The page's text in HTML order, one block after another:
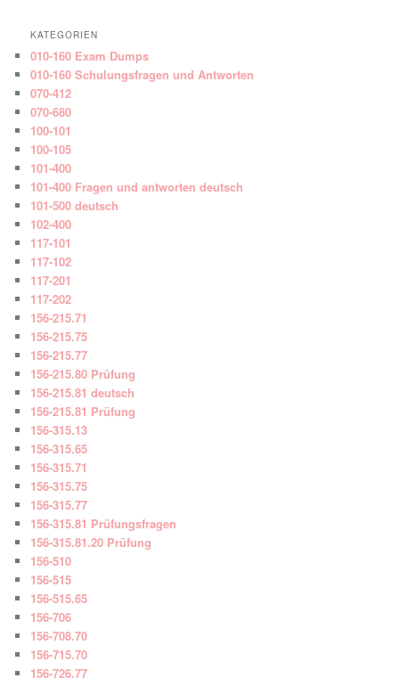
KATEGORIEN
010-160 Exam Dumps
010-160 Schulungsfragen und Antworten
070-412
070-680
100-101
100-105
101-400
101-400 Fragen und antworten deutsch
101-500 deutsch
102-400
117-101
117-102
117-201
117-202
156-215.71
156-215.75
156-215.77
156-215.80 Prüfung
156-215.81 deutsch
156-215.81 Prüfung
156-315.13
156-315.65
156-315.71
156-315.75
156-315.77
156-315.81 Prüfungsfragen
156-315.81.20 Prüfung
156-510
156-515
156-515.65
156-706
156-708.70
156-715.70
156-726.77